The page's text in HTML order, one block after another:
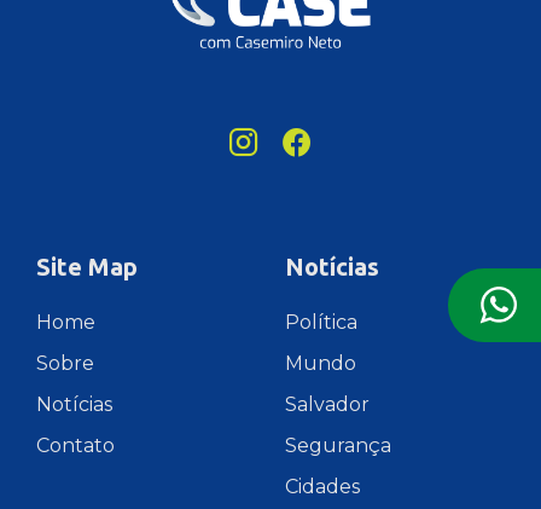
Site Map
Home
Sobre
Notícias
Contato
Notícias
Política
Mundo
Salvador
Segurança
Cidades